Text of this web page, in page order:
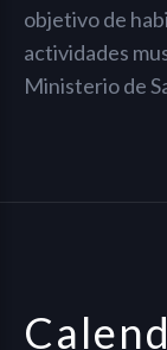
objetivo de
actividades
Ministerio de